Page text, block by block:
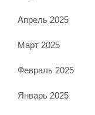
Апрель 2025
Март 2025
Февраль 2025
Январь 2025